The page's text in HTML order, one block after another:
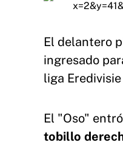
El delantero
ingresado
liga
El "Oso"
tobillo